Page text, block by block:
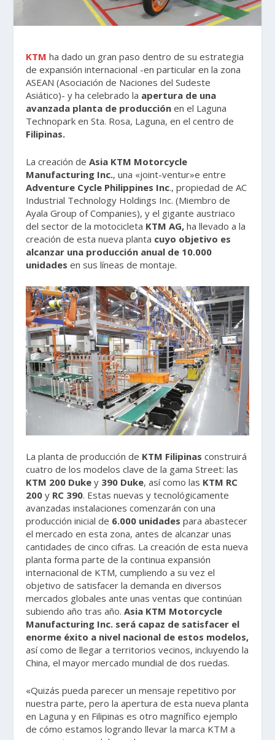
KTM ha dado un gran paso dentro de su estrategia
de expansión internacional -en particular en la zona
ASEAN (Asociación de Naciones del Sudeste
Asiático)- y ha celebrado la apertura de una
avanzada planta de producción en el Laguna
Technopark en Sta. Rosa, Laguna, en el centro de
Filipinas.
La creación deAsia KTM Motorcycle
Manufacturing Inc., una «joint-ventur»e entre
Adventure Cycle Philippines Inc., propiedad de AC
Industrial Technology Holdings Inc. (Miembro de
Ayala Group of Companies), y el gigante austriaco
del sector de la motocicleta KTM AG,ha llevado a la
creación de esta nueva planta cuyo objetivo es
alcanzar una producción anual de 10.000
unidades en sus líneas de montaje.
La planta de producción de KTM Filipinas construirá
cuatro de los modelos clave de la gama Street: las
KTM 200 Duke y 390 Duke, así como las KTM RC
200 y RC 390. Estas nuevas y tecnológicamente
avanzadas instalaciones comenzarán con una
producción inicial de 6.000 unidades para abastecer
el mercado en esta zona, antes de alcanzar unas
cantidades de cinco cifras. La creación de esta nueva
planta forma parte de la continua expansión
internacional de KTM, cumpliendo a su vez el
objetivo de satisfacer la demanda en diversos
mercados globales ante unas ventas que continúan
subiendo año tras año. Asia KTM Motorcycle
Manufacturing Inc. será capaz de satisfacer el
enorme éxito a nivel nacional de estos modelos,
así como de llegar a territorios vecinos, incluyendo la
China, el mayor mercado mundial de dos ruedas.
«Quizás pueda parecer un mensaje repetitivo por
nuestra parte, pero la apertura de esta nueva planta
en Laguna y en Filipinas es otro magnífico ejemplo
de cómo estamos logrando llevar la marca KTM a